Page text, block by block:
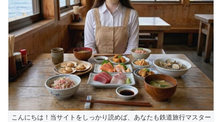
こんにちは！当サイトをしっかり読めば、あなたも鉄道旅行マスター